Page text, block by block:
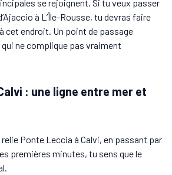
se rejoignent. Si tu veux passer
à L’Île-Rousse, tu devras faire
cet endroit. Un point de passage
ne complique pas vraiment
: une ligne entre mer et
relie Ponte Leccia à Calvi, en passant par
premières minutes, tu sens que le